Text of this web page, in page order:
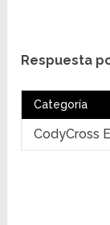
Respuesta
Categoría
CodyCross